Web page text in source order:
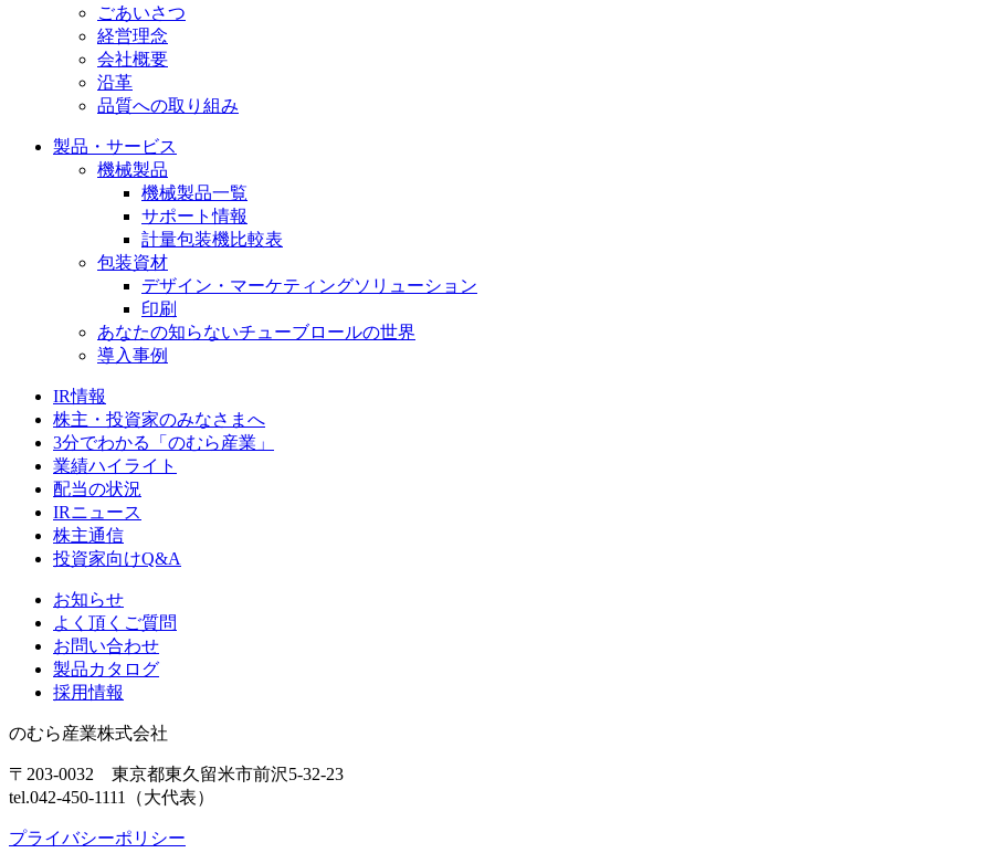
ごあいさつ
経営理念
会社概要
沿革
品質への取り組み
製品・サービス
機械製品
機械製品一覧
サポート情報
計量包装機比較表
包装資材
デザイン・マーケティングソリューション
印刷
あなたの知らないチューブロールの世界
導入事例
IR情報
株主・投資家のみなさまへ
3分でわかる「のむら産業」
業績ハイライト
配当の状況
IRニュース
株主通信
投資家向けQ&A
お知らせ
よく頂くご質問
お問い合わせ
製品カタログ
採用情報
のむら産業株式会社
〒203-0032 東京都東久留米市前沢5-32-23
tel.042-450-1111（大代表）
プライバシーポリシー